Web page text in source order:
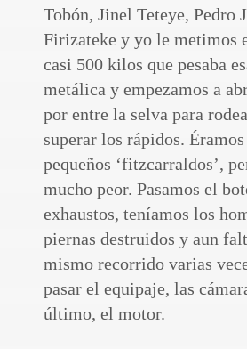
Tobón, Jinel Teteye, Pedro
Firizateke y yo le metimos
casi 500 kilos que pesaba
metálica y empezamos a
por entre la selva para
superar los rápidos.
pequeños ‘fitzcarraldos’,
mucho peor. Pasamos el
exhaustos, teníamos los
piernas destruidos y aun
mismo recorrido varias
pasar el equipaje, las
último, el motor.